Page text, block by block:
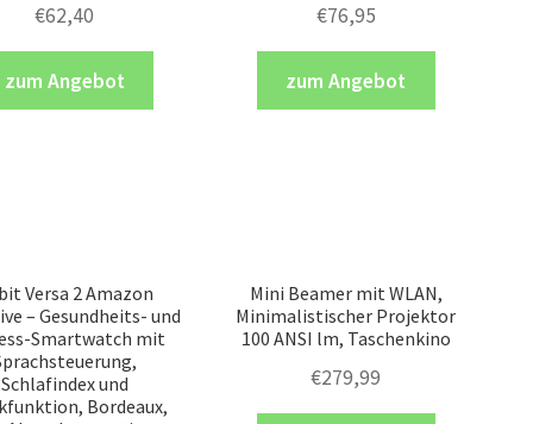
€62,40
zum Angebot
€76,95
zum Angebot
Versa 2 Amazon
– Gesundheits- und
Smartwatch mit
Schlafindex und
Bordeaux,
Mini Beamer mit WLAN,
Minimalistischer Projektor
100 ANSI lm, Taschenkino
€279,99